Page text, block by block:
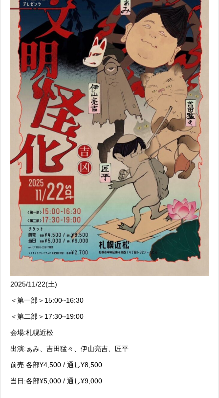
2025/11/22(土)
＜第一部＞15:00~16:30
＜第二部＞17:30~19:00
会場:札幌近松
出演:ぁみ、吉田猛々、伊山亮吉、匠平
前売:各部¥4,500 / 通し¥8,500
当日:各部¥5,000 / 通し¥9,000